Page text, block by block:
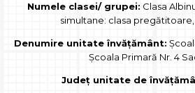
Numele clasei/ grupei: Clasa
simultane: clasa pregătitoare,
Denumire unitate învățământ:
Școala Primară Nr. 4
Județ unitate de